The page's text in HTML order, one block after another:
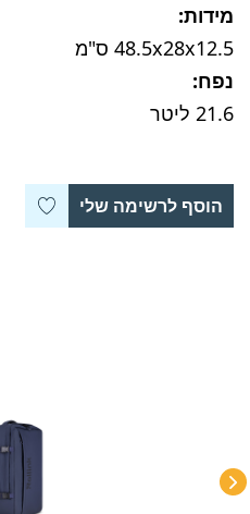
מידות:
48.5x28x12.5 ס"מ
נפח:
21.6 ליטר
הוסף לרשימה שלי